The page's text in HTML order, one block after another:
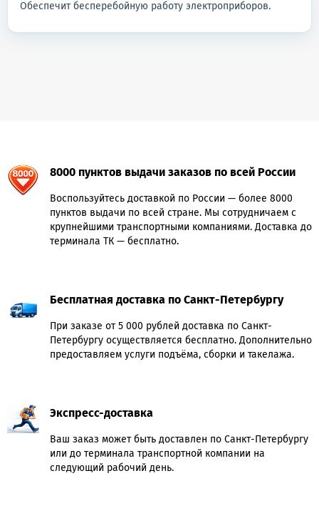
Обеспечит бесперебойную работу электроприборов.
8000 пунктов выдачи заказов по всей России
Воспользуйтесь доставкой по России — более 8000
пунктов выдачи по всей стране. Мы сотрудничаем с
крупнейшими транспортными компаниями. Доставка до
терминала ТК — бесплатно.
Бесплатная доставка по Санкт-Петербургу
При заказе от 5 000 рублей доставка по Санкт-
Петербургу осуществляется бесплатно. Дополнительно
предоставляем услуги подъёма, сборки и такелажа.
Экспресс-доставка
Ваш заказ может быть доставлен по Санкт-Петербургу
или до терминала транспортной компании на
следующий рабочий день.